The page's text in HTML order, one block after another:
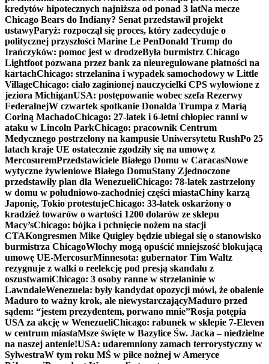
kredytów hipotecznych najniższa od ponad 3 latNa mecze
Chicago Bears do Indiany? Senat przedstawił projekt
ustawyParyż: rozpoczął się proces, który zadecyduje o
politycznej przyszłości Marine Le PenDonald Trump do
Irańczyków: pomoc jest w drodzeByła burmistrz Chicago
Lightfoot pozwana przez bank za nieuregulowane płatności na
kartachChicago: strzelanina i wypadek samochodowy w Little
VillageChicago: ciało zaginionej nauczycielki CPS wyłowione z
jeziora MichiganUSA: postępowanie wobec szefa Rezerwy
FederalnejW czwartek spotkanie Donalda Trumpa z Maríą
Coriną MachadoChicago: 27-latek i 6-letni chłopiec ranni w
ataku w Lincoln ParkChicago: pracownik Centrum
Medycznego postrzelony na kampusie Uniwersytetu RushPo 25
latach kraje UE ostatecznie zgodziły się na umowę z
MercosuremPrzedstawiciele Białego Domu w CaracasNowe
wytyczne żywieniowe Białego DomuStany Zjednoczone
przedstawiły plan dla WenezueliChicago: 78-latek zastrzelony
w domu w południowo-zachodniej części miastaChiny karzą
Japonię, Tokio protestujeChicago: 33-latek oskarżony o
kradzież towarów o wartości 1200 dolarów ze sklepu
Macy’sChicago: bójka i pchnięcie nożem na stacji
CTAKongresmen Mike Quigley będzie ubiegał się o stanowisko
burmistrza ChicagoWłochy mogą opuścić mniejszość blokującą
umowę UE-MercosurMinnesota: gubernator Tim Waltz
rezygnuje z walki o reelekcję pod presją skandalu z
oszustwamiChicago: 3 osoby ranne w strzelaninie w
LawndaleWenezuela: były kandydat opozycji mówi, że obalenie
Maduro to ważny krok, ale niewystarczającyMaduro przed
sądem: “jestem prezydentem, porwano mnie”Rosja potępia
USA za akcję w WenezueliChicago: rabunek w sklepie 7-Eleven
w centrum miastaMsze święte w Bazylice Św. Jacka – niedzielne
na naszej antenie!USA: udaremniony zamach terrorystyczny w
SylwestraW tym roku MŚ w piłce nożnej w Ameryce